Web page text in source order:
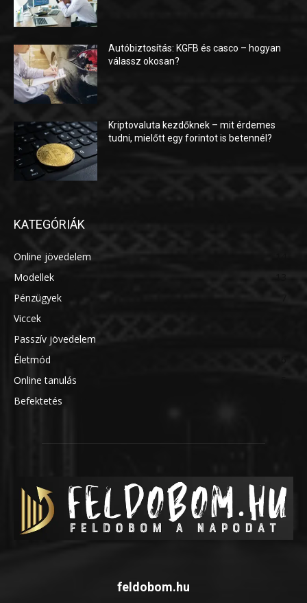
Autóbiztosítás: KGFB és casco – hogyan
válassz okosan?
Kriptovaluta kezdőknek – mit érdemes
tudni, mielőtt egy forintot is betennél?
KATEGÓRIÁK
Online jövedelem
Modellek
Pénzügyek
Viccek
Passzív jövedelem
Életmód
Online tanulás
Befektetés
feldobom.hu